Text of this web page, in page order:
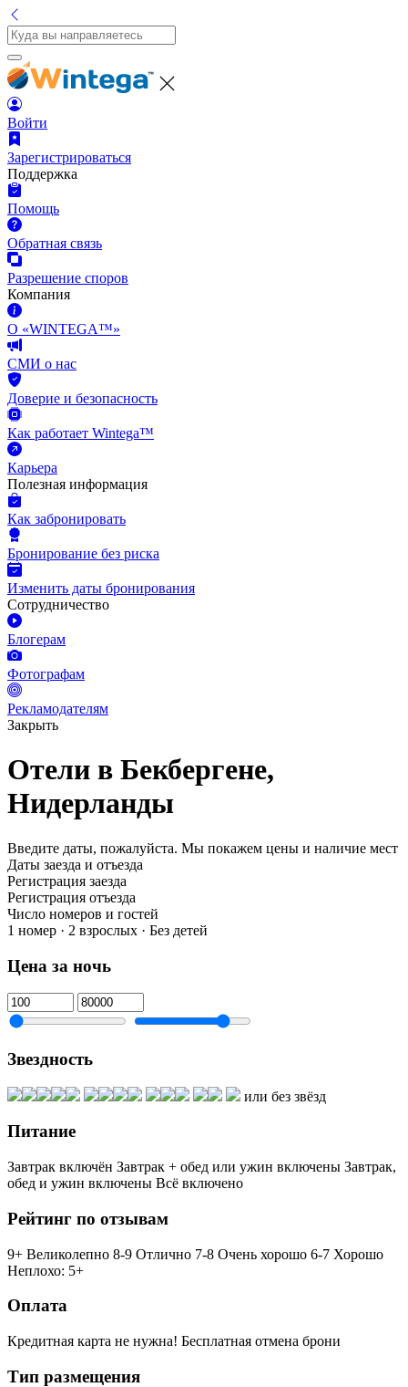
Войти
Зарегистрироваться
Поддержка
Помощь
Обратная связь
Разрешение споров
Компания
О «WINTEGA™»
СМИ о нас
Доверие и безопасность
Как работает Wintega™
Карьера
Полезная информация
Как забронировать
Бронирование без риска
Изменить даты бронирования
Сотрудничество
Блогерам
Фотографам
Рекламодателям
Закрыть
Отели в Бекбергене,
Нидерланды
Введите даты, пожалуйста. Мы покажем цены и наличие мест
Даты заезда и отъезда
Регистрация заезда
Регистрация отъезда
Число номеров и гостей
1 номер · 2 взрослых · Без детей
Цена за ночь
Звездность
или без звёзд
Питание
Завтрак включён Завтрак + обед или ужин включены Завтрак,
обед и ужин включены Всё включено
Рейтинг по отзывам
9+ Великолепно 8-9 Отлично 7-8 Очень хорошо 6-7 Хорошо
Неплохо: 5+
Оплата
Кредитная карта не нужна! Бесплатная отмена брони
Тип размещения